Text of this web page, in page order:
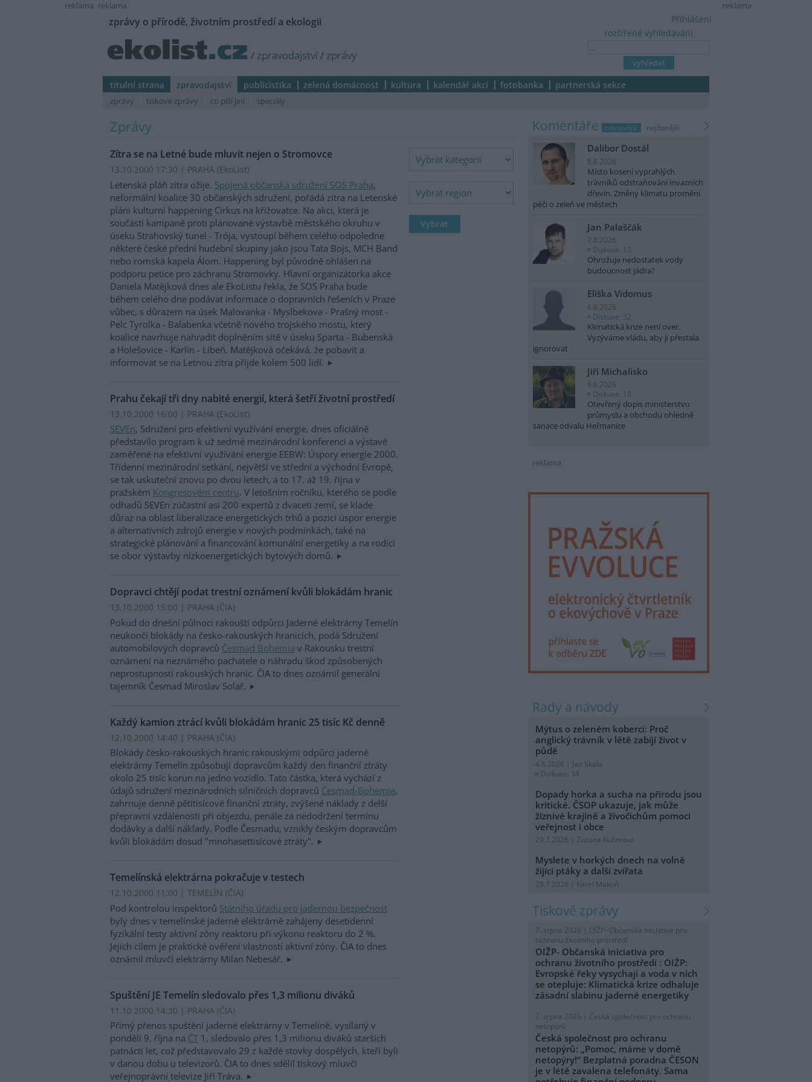
reklama
reklama reklama
zprávy o přírodě, životním prostředí a ekologii
/ zpravodajství/ zprávy
rozšířené vyhledávání
Přihlášení
titulní strana zpravodajství publicistika zelená domácnost kultura kalendář akcí fotobanka partnerská sekce
zprávy tiskové zprávy co píší jiní speciály
Zprávy
Zítra se na Letné bude mluvit nejen o Stromovce
13.10.2000 17:30 | PRAHA (EkoList)
Letenská pláň zítra ožije. Spojená občanská sdružení SOS Praha,
neformální koalice 30 občanských sdružení, pořádá zítra na Letenské
pláni kulturní happening Cirkus na křižovatce. Na akci, která je
součástí kampaně proti plánované výstavbě městského okruhu v
úseku Strahovský tunel - Trója, vystoupí během celého odpoledne
některé české přední hudební skupiny jako jsou Tata Bojs, MCH Band
nebo romská kapela Álom. Happening byl původně ohlášen na
podporu petice pro záchranu Stromovky. Hlavní organizátorka akce
Daniela Matějková dnes ale EkoListu řekla, že SOS Praha bude
během celého dne podávat informace o dopravních řešeních v Praze
vůbec, s důrazem na úsek Malovanka - Myslbekova - Prašný most -
Pelc Tyrolka - Balabenka včetně nového trojského mostu, který
koalice navrhuje nahradit doplněním sítě v úseku Sparta - Bubenská
a Holešovice - Karlín - Libeň. Matějková očekává, že pobavit a
informovat se na Letnou zítra přijde kolem 500 lidí.
Prahu čekají tři dny nabité energií, která šetří životní prostředí
13.10.2000 16:00 | PRAHA (EkoList)
SEVEn, Sdružení pro efektivní využívání energie, dnes oficiálně
představilo program k už sedmé mezinárodní konferenci a výstavě
zaměřené na efektivní využívání energie EEBW: Úspory energie 2000.
Třídenní mezinárodní setkání, největší ve střední a východní Evropě,
se tak uskuteční znovu po dvou letech, a to 17. až 19. října v
pražském Kongresovém centru. V letošním ročníku, kterého se podle
odhadů SEVEn zúčastní asi 200 expertů z dvaceti zemí, se klade
důraz na oblast liberalizace energetických trhů a pozici úspor energie
a alternativních zdrojů energie v nových podmínkách, také na
strategické plánování a financování komunální energetiky a na rodící
se obor výstavby nízkoenergetických bytových domů.
Dopravci chtějí podat trestní oznámení kvůli blokádám hranic
13.10.2000 15:00 | PRAHA (ČIA)
Pokud do dnešní půlnoci rakouští odpůrci Jaderné elektrárny Temelín
neukončí blokády na česko-rakouských hranicích, podá Sdružení
automobilových dopravců Česmad Bohemia v Rakousku trestní
oznámení na neznámého pachatele o náhradu škod způsobených
neprostupností rakouských hranic. ČIA to dnes oznámil generální
tajemník Česmad Miroslav Solař.
Každý kamion ztrácí kvůli blokádám hranic 25 tisíc Kč denně
12.10.2000 14:40 | PRAHA (ČIA)
Blokády česko-rakouských hranic rakouskými odpůrci jaderné
elektrárny Temelín způsobují dopravcům každý den finanční ztráty
okolo 25 tisíc korun na jedno vozidlo. Tato částka, která vychází z
údajů sdružení mezinárodních silničních dopravců Česmad-Bohemia,
zahrnuje denně pětitisícové finanční ztráty, zvýšené náklady z delší
přepravní vzdálenosti při objezdu, penále za nedodržení termínu
dodávky a další náklady. Podle Česmadu, vznikly českým dopravcům
kvůli blokádám dosud "mnohasettisícové ztráty".
Temelínská elektrárna pokračuje v testech
12.10.2000 11:00 | TEMELÍN (ČIA)
Pod kontrolou inspektorů Státního úřadu pro jadernou bezpečnost
byly dnes v temelínské jaderné elektrárně zahájeny desetidenní
fyzikální testy aktivní zóny reaktoru při výkonu reaktoru do 2 %.
Jejich cílem je praktické ověření vlastností aktivní zóny. ČIA to dnes
oznámil mluvčí elektrárny Milan Nebesář.
Spuštění JE Temelín sledovalo přes 1,3 milionu diváků
11.10.2000 14:30 | PRAHA (ČIA)
Přímý přenos spuštění jaderné elektrárny v Temelíně, vysílaný v
pondělí 9. října na ČT 1, sledovalo přes 1,3 milionu diváků starších
patnácti let, což představovalo 29 z každé stovky dospělých, kteří byli
v danou dobu u televizorů. ČIA to dnes sdělil tiskový mluvčí
veřejnoprávní televize Jiří Tráva.
komentáře nejnovější nejčtenější
Dalibor Dostál
8.8.2026
Místo kosení vyprahlých
trávníků odstraňování invazních
dřevin. Změny klimatu promění
péči o zeleň ve městech
Jan Palaščák
7.8.2026
Diskuse: 13
Ohrožuje nedostatek vody
budoucnost jádra?
Eliška Vidomus
6.8.2026
Diskuse: 32
Klimatická krize není over.
Vyzýváme vládu, aby ji přestala
ignorovat
Jiří Michalisko
6.8.2026
Diskuse: 18
Otevřený dopis ministerstvu
průmyslu a obchodu ohledně
sanace odvalu Heřmanice
reklama
rady a návody
Mýtus o zeleném koberci: Proč
anglický trávník v létě zabíjí život v
půdě
4.8.2026 | Jan Skala
Diskuse: 34
Dopady horka a sucha na přírodu jsou
kritické. ČSOP ukazuje, jak může
žíznivé krajině a živočichům pomoci
veřejnost i obce
29.7.2026 | Zuzana Kučerová
Myslete v horkých dnech na volně
žijící ptáky a další zvířata
28.7.2026 | Karel Makoň
tiskové zprávy
7. srpna 2026 | OIŽP- Občanská iniciativa pro
ochranu životního prostředí
OIŽP- Občanská iniciativa pro
ochranu životního prostředí : OIŽP:
Evropské řeky vysychají a voda v nich
se otepluje: Klimatická krize odhaluje
zásadní slabinu jaderné energetiky
7. srpna 2026 | Česká společnost pro ochranu
netopýrů
Česká společnost pro ochranu
netopýrů: „Pomoc, máme v domě
netopýry!“ Bezplatná poradna ČESON
je v létě zavalena telefonáty. Sama